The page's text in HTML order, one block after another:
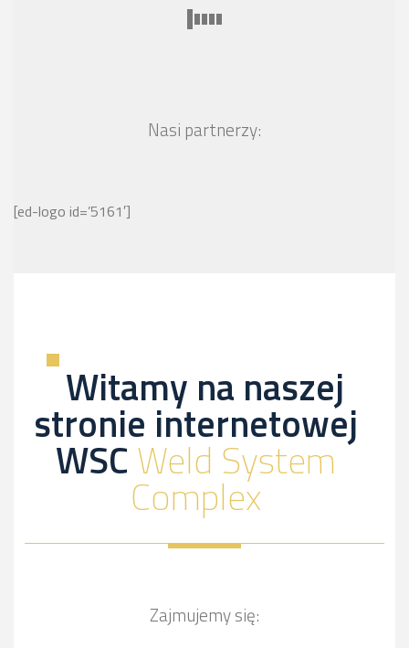
Nasi partnerzy:
[ed-logo id=’5161′]
Witamy na naszej
stronie internetowej
WSCWeld System
Complex
Zajmujemy się: